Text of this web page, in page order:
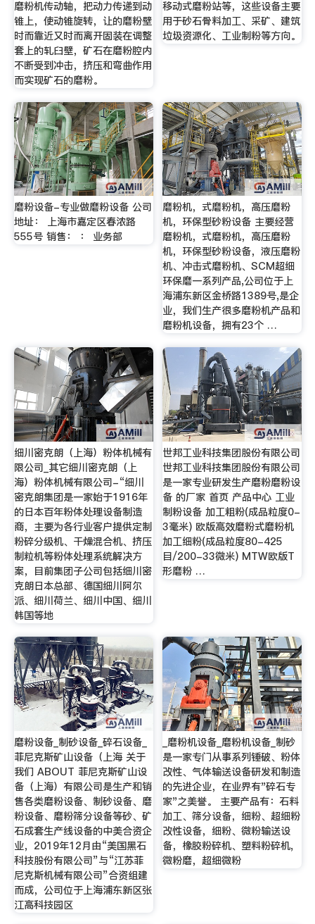
磨粉机传动轴，把动力传递到动
锥上，使动锥旋转，让的磨粉壁
时而靠近又时而离开固装在调整
套上的轧臼壁，矿石在磨粉腔内
不断受到冲击，挤压和弯曲作用
而实现矿石的磨粉。
移动式磨粉站等，这些设备主要
用于砂石骨料加工、采矿、建筑
垃圾资源化、工业制粉等方向。
磨粉设备-专业做磨粉设备 公司
地址： 上海市嘉定区春浓路
555号 销售： ： 业务部
磨粉机，式磨粉机，高压磨粉
机，环保型砂粉设备 主要经营
磨粉机，式磨粉机，高压磨粉
机，环保型砂粉设备，液压磨粉
机、冲击式磨粉机、SCM超细
环保磨一系列产品,公司位于上
海浦东新区金桥路1389号,是企
业，我们生产很多磨粉机产品和
磨粉机设备，拥有23个 …
细川密克朗（上海）粉体机械有
限公司_其它细川密克朗（上
海）粉体机械有限公司-“细川
密克朗集团是一家始于1916年
的日本百年粉体处理设备制造
商，主要为各行业客户提供定制
粉碎分级机、干燥混合机、挤压
制粒机等粉体处理系统解决方
案，目前集团子公司包括细川密
克朗日本总部、德国细川阿尔
派、细川荷兰、细川中国、细川
韩国等地
世邦工业科技集团股份有限公司
世邦工业科技集团股份有限公司
是一家专业研发生产磨粉磨粉设
备 的厂家 首页 产品中心 工业
制粉设备 加工粗粉(成品粒度0-
3毫米) 欧版高效磨粉式磨粉机
加工细粉(成品粒度80-425
目/200-33微米) MTW欧版T
形磨粉 …
磨粉设备_制砂设备_碎石设备_
菲尼克斯矿山设备（上海 关于
我们 ABOUT 菲尼克斯矿山设
备（上海）有限公司是生产和销
售各类磨粉设备、制砂设备、磨
粉设备、磨粉筛分设备等砂、矿
石成套生产线设备的中美合资企
业，2019年12月由“美国黑石
科技股份有限公司”与“江苏菲
尼克斯机械有限公司”合资组建
而成，公司位于上海浦东新区张
江高科技园区
_磨粉机设备_磨粉机设备_制砂
是一家专门从事系列锤破、粉体
改性、气体输送设备研发和制造
的先进企业，在业界有"碎石专
家"之美誉。 主要产品有：石料
加工、筛分设备，细粉、超细粉
改性设备，细粉、微粉输送设
备，橡胶粉碎机、塑料粉碎机,
微粉磨，超细微粉